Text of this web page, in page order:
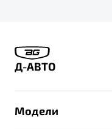
Д-АВТО
Модели